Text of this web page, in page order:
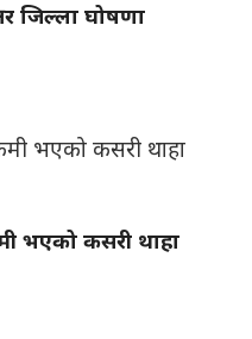
जिल्ला घोषणा
भएको कसरी थाहा